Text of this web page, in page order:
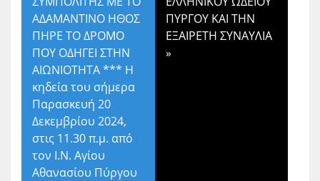
ΑΔΑΜΑΝΤΙΝΟ ΗΘΟΣ
ΠΗΡΕ ΤΟ ΔΡΟΜΟ
ΠΟΥ ΟΔΗΓΕΙ ΣΤΗΝ
ΑΙΩΝΙΟΤΗΤΑ *** Η
κηδεία του σήμερα
Παρασκευή 20
Δεκεμβρίου 2024,
στις 11.30 π.μ. από
τον Ι.Ν. Αγίου
Αθανασίου Πύργου
ΠΥΡΓΟΥ ΚΑΙ ΤΗΝ
ΕΞΑΙΡΕΤΗ ΣΥΝΑΥΛΙΑ
»